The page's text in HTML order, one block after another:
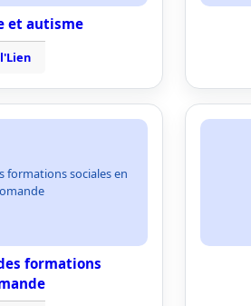
et autisme
formations sociales en
formations